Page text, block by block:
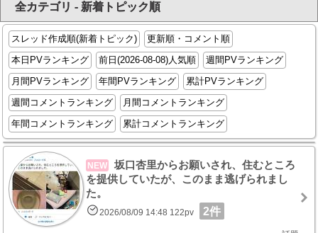
全カテゴリ - 新着トピック順
スレッド作成順(新着トピック)
更新順・コメント順
本日PVランキング
前日(2026-08-08)人気順
週間PVランキング
月間PVランキング
年間PVランキング
累計PVランキング
週間コメントランキング
月間コメントランキング
年間コメントランキング
累計コメントランキング
NEW
坂口杏里からお願いされ、住むところ
を提供していたが、このまま逃げられまし
た。
2026/08/09 14:48 122pv 2件